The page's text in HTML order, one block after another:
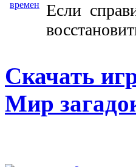
Если
Скачать
Мир